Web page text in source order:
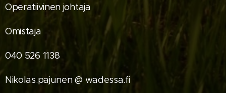
Operatiivinen johtaja
Omistaja
040 526 1138
Nikolas.pajunen @ wadessa.fi